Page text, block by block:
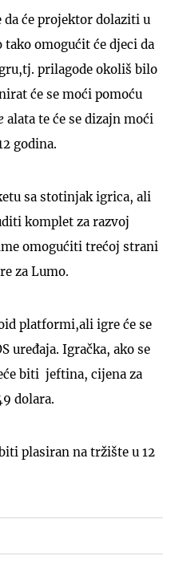
će projektor dolaziti u
omogućit će djeci da
prilagode okoliš bilo
će se moći pomoću
alata te će se dizajn moći
godina.
sa stotinjak igrica, ali
komplet za razvoj
omogućiti trećoj strani
za Lumo.
platformi,ali igre će se
uređaja. Igračka, ako se
biti jeftina, cijena za
dolara.
plasiran na tržište u 12